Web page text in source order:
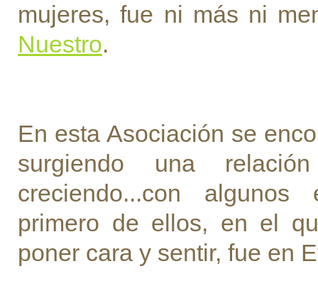
mujeres, fue ni más ni
Nuestro.
En esta Asociación se
surgiendo una
creciendo...con
primero de ellos, en el
poner cara y sentir, fue en